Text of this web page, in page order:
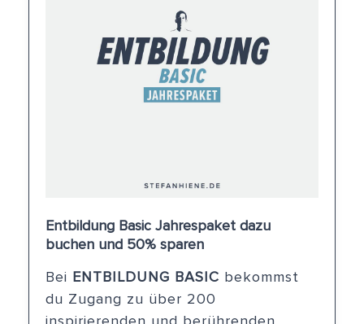
Entbildung Basic Jahrespaket dazu
buchen und 50% sparen
Bei ENTBILDUNG BASIC bekommst
du Zugang zu über 200